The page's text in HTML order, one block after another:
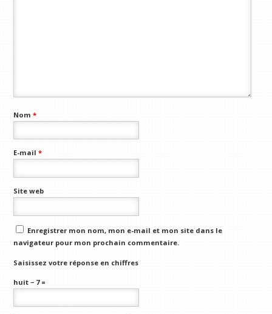
Nom*
E-mail*
Site web
Enregistrer mon nom, mon e-mail et mon site dans le
navigateur pour mon prochain commentaire.
Saisissez votre réponse en chiffres
huit − 7 =